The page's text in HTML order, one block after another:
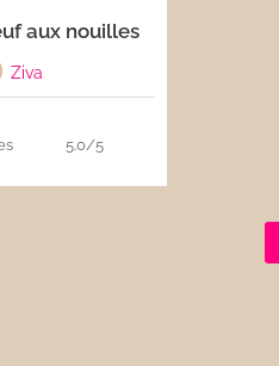
Boissons
aux nouilles
Ziva
5.0/5